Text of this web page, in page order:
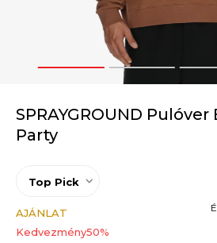
1 2 3
SPRAYGROUND
Party
Top Pick
AJÁNLAT
Kedvezmény50%